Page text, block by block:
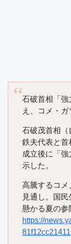
石破首相「
え、コメ・ガ
石破茂首相（
鉄夫代表と首
成立後に「
示した。
高騰するコメ
見通し。国
懸かる夏の参
https://